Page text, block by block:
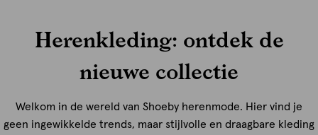
Herenkleding: ontdek de
nieuwe collectie
Welkom in de wereld van Shoeby herenmode. Hier vind je
geen ingewikkelde trends, maar stijlvolle en draagbare kleding